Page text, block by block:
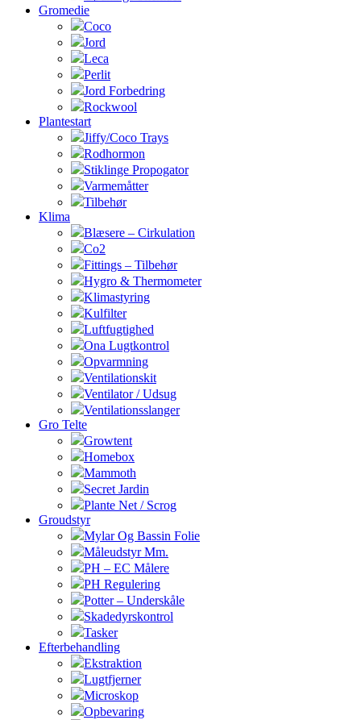
Gromedie
Coco
Jord
Leca
Perlit
Jord Forbedring
Rockwool
Plantestart
Jiffy/Coco Trays
Rodhormon
Stiklinge Propogator
Varmemåtter
Tilbehør
Klima
Blæsere – Cirkulation
Co2
Fittings – Tilbehør
Hygro & Thermometer
Klimastyring
Kulfilter
Luftfugtighed
Ona Lugtkontrol
Opvarmning
Ventilationskit
Ventilator / Udsug
Ventilationsslanger
Gro Telte
Growtent
Homebox
Mammoth
Secret Jardin
Plante Net / Scrog
Groudstyr
Mylar Og Bassin Folie
Måleudstyr Mm.
PH – EC Målere
PH Regulering
Potter – Underskåle
Skadedyrskontrol
Tasker
Efterbehandling
Ekstraktion
Lugtfjerner
Microskop
Opbevaring